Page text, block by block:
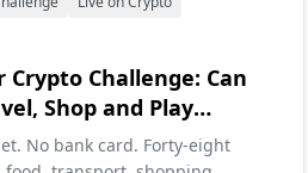
Crypto Challenge: Can
Shop and Play
Card in 2026?
No bank card. Forty-eight